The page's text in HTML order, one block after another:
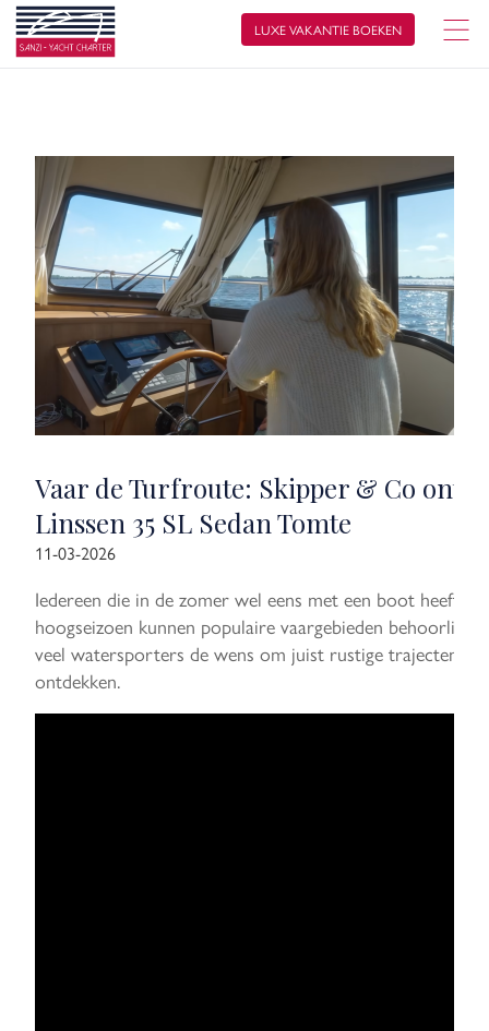
LUXE VAKANTIE BOEKEN
Vaar de Turfroute: Skipper & Co
Linssen 35 SL Sedan Tomte
11-03-2026
Iedereen die in de zomer wel eens met een boot heeft
hoogseizoen kunnen populaire vaargebieden behoorlijk
veel watersporters de wens om juist rustige trajecten,
ontdekken.